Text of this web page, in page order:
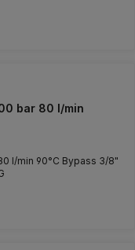
bar 80 l/min
l/min 90°C Bypass 3/8"